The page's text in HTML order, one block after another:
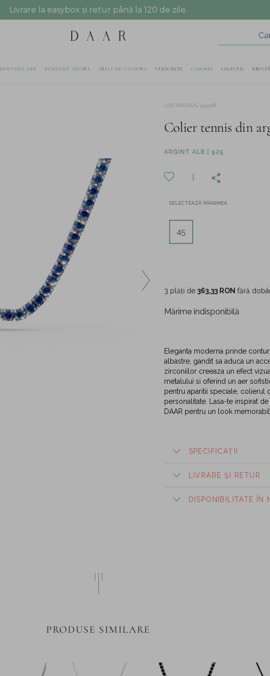
Livrare la easybox și retur până la 120 de zile.
BIJUTERII AUR BIJUTERII ARGINT INELE DE LOGODNA VERIGHETE CADOURI COLECTII
COD PRODUS: 194568
Colier tennis din
ARGINT ALB | 925
SELECTEAZĂ MĂRIMEA
45
3 plăți de 363,33 RON fără
Mărime indisponibilă
Eleganta moderna prinde
albastre, gandit sa aduca un
zirconiilor creeaza un efect
metalului si oferind un aer
pentru aparitii speciale, colierul
personalitate. Lasa-te inspirat
DAAR pentru un look
SPECIFICAȚII
LIVRARE ȘI RETUR
DISPONIBILITATE ÎN
PRODUSE SIMILARE